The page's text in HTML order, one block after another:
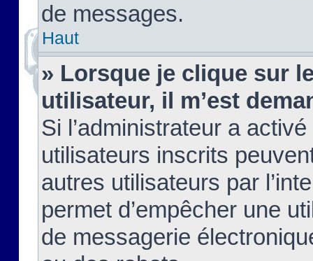
de messages.
Haut
» Lorsque je clique sur
utilisateur, il m’est
Si l’administrateur a
utilisateurs inscrits
autres utilisateurs par
permet d’empêcher une
de messagerie